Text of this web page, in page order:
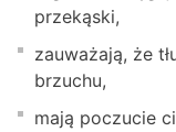
przekąski,
zauważają, że
brzuchu,
mają poczucie